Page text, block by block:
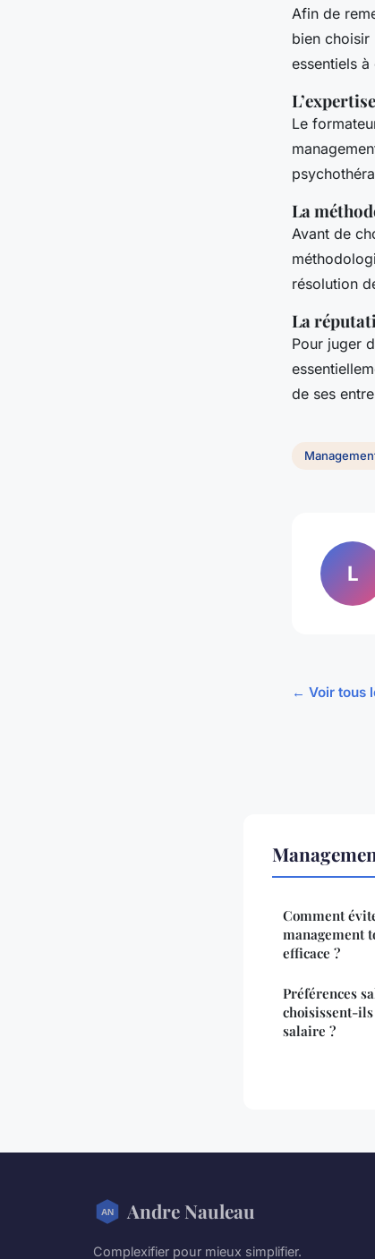
Afin de
bien choisir
essentiels
Le
La
Avant de
résolution
La
Pour juger
de ses
L
← Voir tous
Comment
management
efficace ?
Préférences
choisissent-
salaire ?
Andre Nauleau
Complexifier pour mieux simplifier.